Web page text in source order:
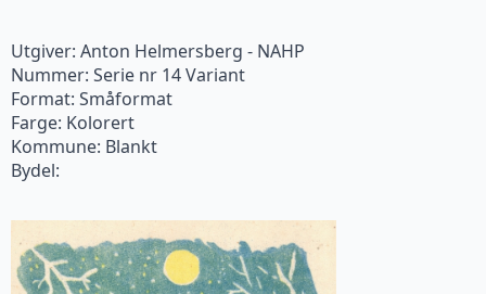
Utgiver: Anton Helmersberg - NAHP
Nummer: Serie nr 14 Variant
Format: Småformat
Farge: Kolorert
Kommune: Blankt
Bydel: